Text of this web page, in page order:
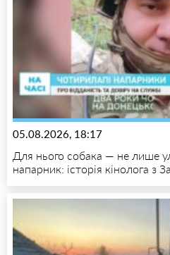
05.08.2026, 18:17
Для нього собака — не лише
напарник: історія кінолога з